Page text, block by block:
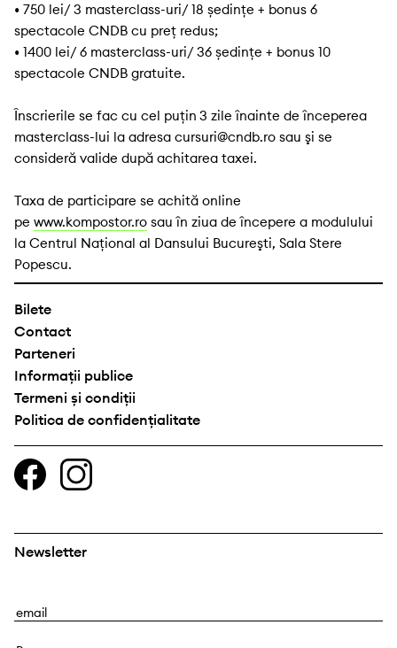
• 750 lei/ 3 masterclass-uri/ 18 ședințe + bonus 6
spectacole CNDB cu preț redus;
• 1400 lei/ 6 masterclass-uri/ 36 ședințe + bonus 10
spectacole CNDB gratuite.
Înscrierile se fac cu cel puţin 3 zile înainte de începerea
masterclass-lui la adresa cursuri@cndb.ro sau şi se
consideră valide după achitarea taxei.
Taxa de participare se achită online
pe www.kompostor.ro sau în ziua de începere a modulului
la Centrul Naţional al Dansului Bucureşti, Sala Stere
Popescu.
Bilete
Contact
Parteneri
Informații publice
Termeni și condiții
Politica de confidențialitate
Newsletter
E